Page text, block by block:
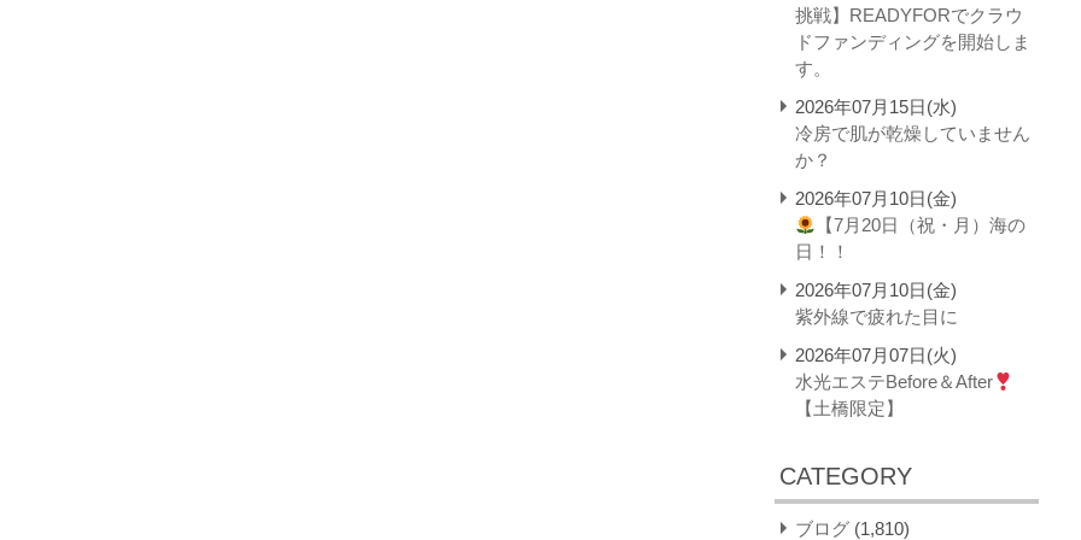
挑戦】READYFORでクラウ
ドファンディングを開始しま
す。
2026年07月15日(水)
冷房で肌が乾燥していません
か？
2026年07月10日(金)
【7月20日（祝・月）海の
日！！
2026年07月10日(金)
紫外線で疲れた目に
2026年07月07日(火)
水光エステBefore＆After
【土橋限定】
CATEGORY
ブログ(1,810)